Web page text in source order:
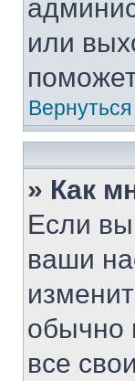
или
» Как
Если вы
ваши
обычно
все